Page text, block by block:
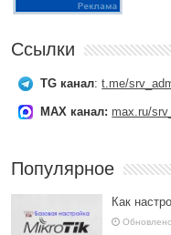
Ссылки
TG канал:t.me/
MAX канал: max.ru/
Популярное
Как